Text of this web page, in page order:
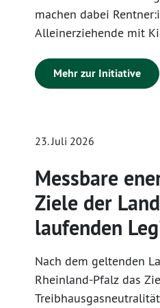
Euro zur Förderung
Versorgung/
machen dabei
Alleinerziehende mit
Bundesregierung
Mrd. Euro pro Jahr im
Halbierung der
damit, dass im Jahr
nachrangigen
wechseln.
Mehr zur Initiative
23. Juli 2026
Messbare
Ziele der
laufenden
Nach dem geltenden
Rheinland-Pfalz das